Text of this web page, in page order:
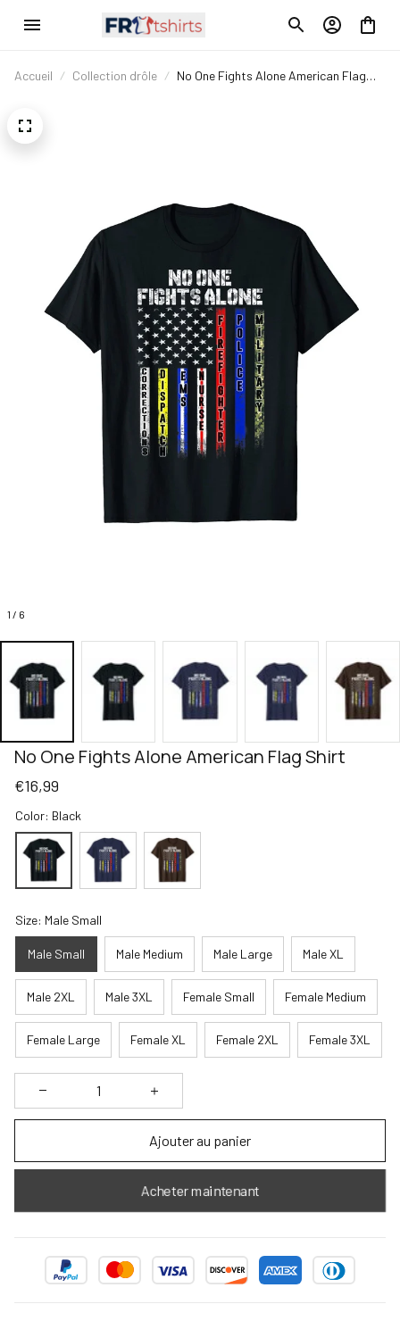
Accueil Collection drôle
No One Fights Alone American Flag
1 / 6
No One Fights Alone American Flag Shirt
€16,99
Color: Black
Size: Male Small
Male Small Male Medium Male Large Male XL
Male 2XL Male 3XL Female Small Female Medium
Female Large Female XL Female 2XL Female 3XL
Ajouter au panier
Acheter maintenant